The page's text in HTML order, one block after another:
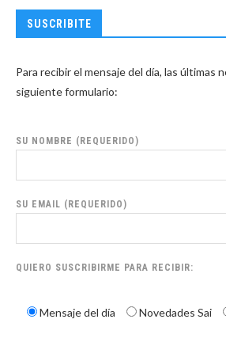
SUSCRIBITE
Para recibir el mensaje del día, las últimas
siguiente formulario:
SU NOMBRE (REQUERIDO)
SU EMAIL (REQUERIDO)
QUIERO SUSCRIBIRME PARA RECIBIR:
Mensaje del día Novedades Sai